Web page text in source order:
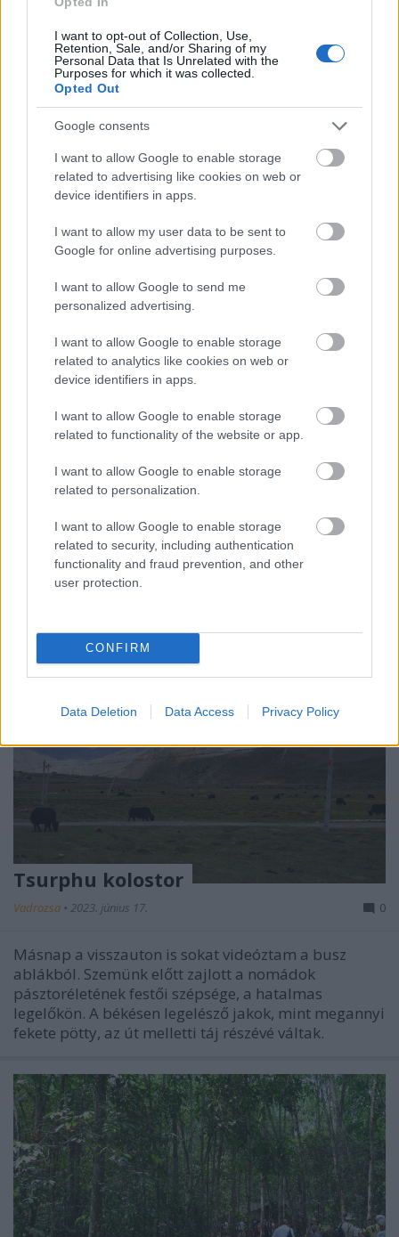
I want to opt-out of Collection, Use,
Retention, Sale, and/or Sharing of my
Personal Data that Is Unrelated with the
Purposes for which it was collected.
Opted Out
Google consents
I want to allow Google to enable storage
related to advertising like cookies on web or
device identifiers in apps.
I want to allow my user data to be sent to
Google for online advertising purposes.
I want to allow Google to send me
personalized advertising.
I want to allow Google to enable storage
related to analytics like cookies on web or
device identifiers in apps.
I want to allow Google to enable storage
related to functionality of the website or app.
I want to allow Google to enable storage
related to personalization.
I want to allow Google to enable storage
related to security, including authentication
functionality and fraud prevention, and other
user protection.
CONFIRM
Data Deletion Data Access Privacy Policy
csodájának is nevezett, látványos Karakoram
autópályán haladva Tashkurgan felé.
Norbulingka palota
programjában, egy nappal tovább maradtunk
Lhászában, hogy megnézhessük. Idegenvezető
befizettem még egy plusz napot és megkaptuk
Tenzint kísérőnek.
Tsurphu kolostor
Vadrozsa • 2023. június 17. 0
Másnap a visszauton is sokat videóztam a busz
ablákból. Szemünk előtt zajlott a nomádok
pásztoréletének festői szépsége, a hatalmas
legelőkön. A békésen legelésző jakok, mint megannyi
fekete pötty, az út melletti táj részévé váltak.